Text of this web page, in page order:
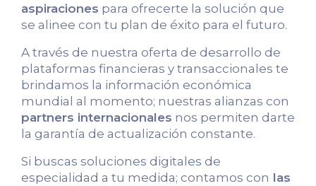
aspiraciones para ofrecerte la solución que
se alinee con tu plan de éxito para el futuro.
A través de nuestra oferta de desarrollo de
plataformas financieras y transaccionales te
brindamos la información económica
mundial al momento; nuestras alianzas con
partners internacionales nos permiten darte
la garantía de actualización constante.
Si buscas soluciones digitales de
especialidad a tu medida; contamos con las